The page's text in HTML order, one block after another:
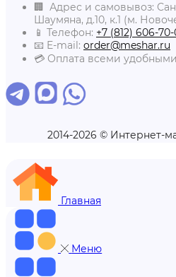
🏢 Адрес и самовывоз:
Шаумяна, д.10, к.1 (м.
📱 Телефон: +7 (812) 606-
📧 E-mail: order@meshar.ru
💳 Оплата всеми
2014-2026 © Интернет-
Главная
Меню